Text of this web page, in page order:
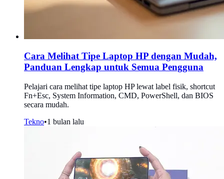
Cara Melihat Tipe Laptop HP dengan Mudah,
Panduan Lengkap untuk Semua Pengguna
Pelajari cara melihat tipe laptop HP lewat label fisik, shortcut
Fn+Esc, System Information, CMD, PowerShell, dan BIOS
secara mudah.
Tekno•1 bulan lalu